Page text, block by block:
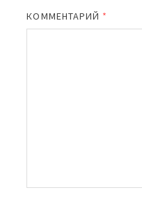
КОММЕНТАРИЙ *